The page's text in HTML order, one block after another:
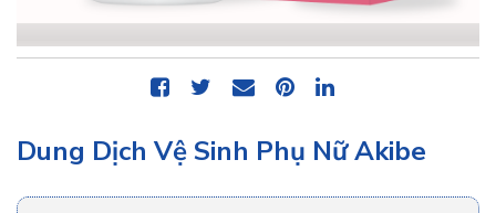
Dung Dịch Vệ Sinh Phụ Nữ Akibe